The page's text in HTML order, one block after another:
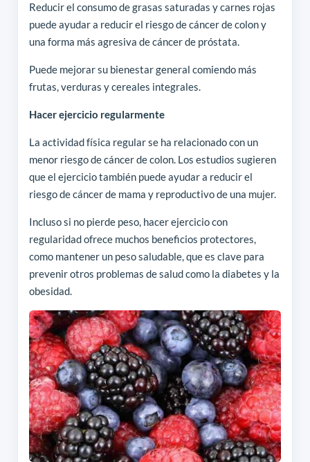
Reducir el consumo de grasas saturadas y carnes rojas
puede ayudar a reducir el riesgo de cáncer de colon y
una forma más agresiva de cáncer de próstata.
Puede mejorar su bienestar general comiendo más
frutas, verduras y cereales integrales.
Hacer ejercicio regularmente
La actividad física regular se ha relacionado con un
menor riesgo de cáncer de colon. Los estudios sugieren
que el ejercicio también puede ayudar a reducir el
riesgo de cáncer de mama y reproductivo de una mujer.
Incluso si no pierde peso, hacer ejercicio con
regularidad ofrece muchos beneficios protectores,
como mantener un peso saludable, que es clave para
prevenir otros problemas de salud como la diabetes y la
obesidad.